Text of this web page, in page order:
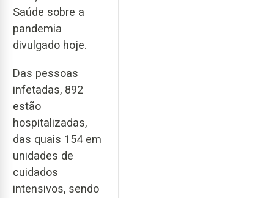
Saúde sobre a
pandemia
divulgado hoje.
Das pessoas
infetadas, 892
estão
hospitalizadas,
das quais 154 em
unidades de
cuidados
intensivos, sendo